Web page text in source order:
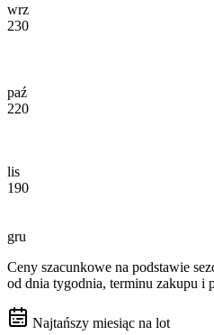
wrz
230
paź
220
lis
190
gru
Ceny szacunkowe na podstawie
od dnia tygodnia, terminu zakupu i
Najtańszy miesiąc na lot